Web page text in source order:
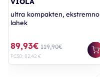
ultra kompakten, ekstremno
lahek
89,93€ 119,90€
PC30: 82,42 €